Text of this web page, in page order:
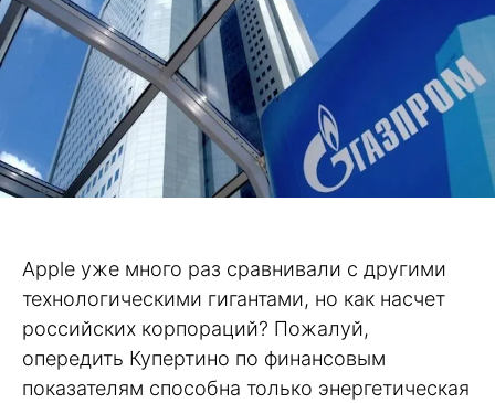
Apple уже много раз сравнивали с другими
технологическими гигантами, но как насчет
российских корпораций? Пожалуй,
опередить Купертино по финансовым
показателям способна только энергетическая